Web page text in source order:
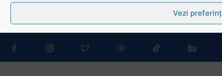
Vezi
Politica de utilizare cookies